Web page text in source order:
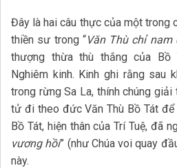
Đây là hai câu thực của một trong
thiền sư trong “Văn Thù chỉ nam
thượng thừa thù thắng của Bồ
Nghiêm kinh. Kinh ghi rằng sau
trong rừng Sa La, thính chúng giải
tử đi theo đức Văn Thù Bồ Tát
Bồ Tát, hiện thân của Trí Tuệ, đã
vương hồi” (như Chúa voi quay
này.